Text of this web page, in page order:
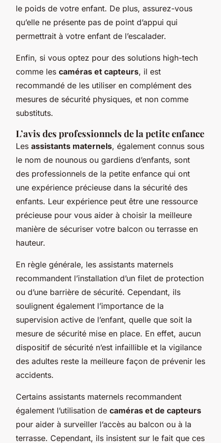
le poids de votre enfant. De plus, assurez-vous
qu’elle ne présente pas de point d’appui qui
permettrait à votre enfant de l’escalader.
Enfin, si vous optez pour des solutions high-tech
comme les caméras et capteurs, il est
recommandé de les utiliser en complément des
mesures de sécurité physiques, et non comme
substituts.
L’avis des professionnels de la petite enfance
Les assistants maternels, également connus sous
le nom de nounous ou gardiens d’enfants, sont
des professionnels de la petite enfance qui ont
une expérience précieuse dans la sécurité des
enfants. Leur expérience peut être une ressource
précieuse pour vous aider à choisir la meilleure
manière de sécuriser votre balcon ou terrasse en
hauteur.
En règle générale, les assistants maternels
recommandent l’installation d’un filet de protection
ou d’une barrière de sécurité. Cependant, ils
soulignent également l’importance de la
supervision active de l’enfant, quelle que soit la
mesure de sécurité mise en place. En effet, aucun
dispositif de sécurité n’est infaillible et la vigilance
des adultes reste la meilleure façon de prévenir les
accidents.
Certains assistants maternels recommandent
également l’utilisation de caméras et de capteurs
pour aider à surveiller l’accès au balcon ou à la
terrasse. Cependant, ils insistent sur le fait que ces